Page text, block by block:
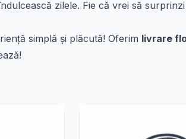
zilele. Fie că vrei să
simplă și plăcută! Oferim livrare